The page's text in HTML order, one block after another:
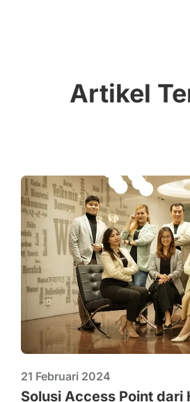
Artikel
21 Februari 2024
Solusi Access Point dari